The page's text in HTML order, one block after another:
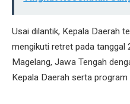
Usai dilantik, Kepala Daerah
mengikuti retret pada
Magelang, Jawa Tengah
Kepala Daerah serta